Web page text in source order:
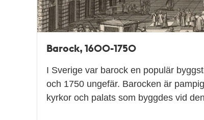
Barock, 1600-1750
I Sverige var barock en populär
och 1750 ungefär. Barocken är
kyrkor och palats som byggdes vid